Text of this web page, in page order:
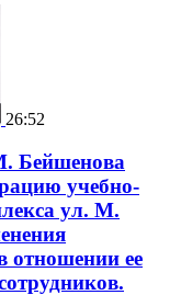
26:52
Бейшенова
учебно-
ул. М.
отношении ее